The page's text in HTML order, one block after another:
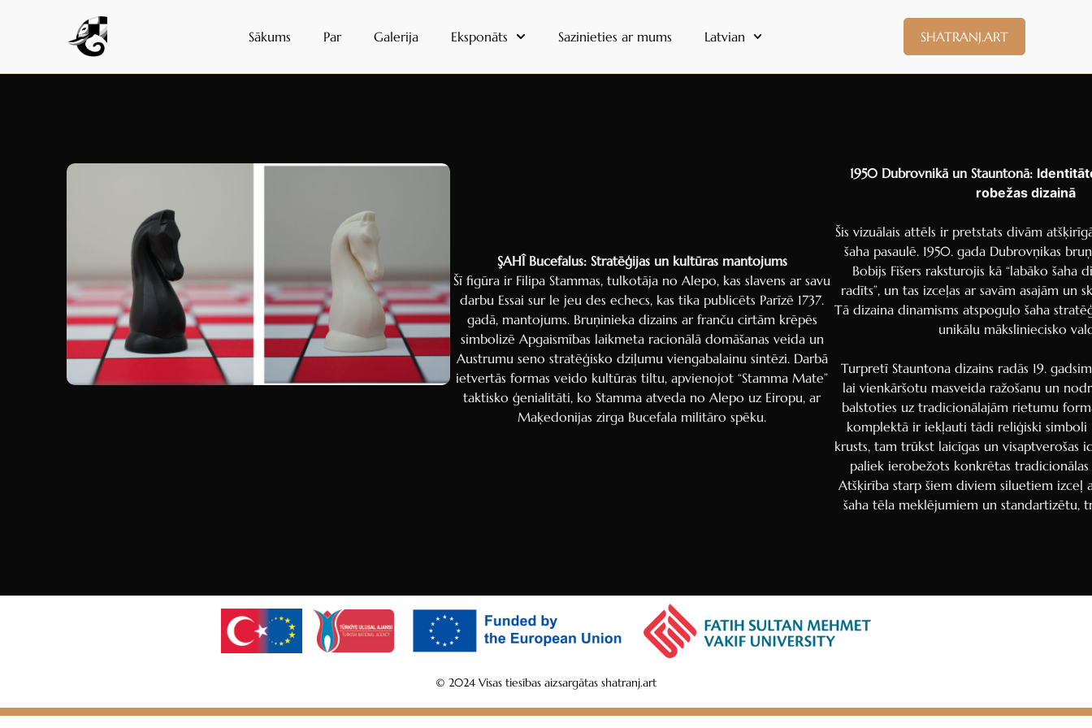
Sākums Par Galerija Eksponāts Sazinieties ar mums Latvian SHATRANJ.ART
ŞAHÎ Bucefalus: Stratēģijas un kultūras mantojums
Šī figūra ir Filipa Stammas, tulkotāja no Alepo, kas slavens ar savu
darbu Essai sur le jeu des echecs, kas tika publicēts Parīzē 1737.
gadā, mantojums. Bruņinieka dizains ar franču cirtām krēpēs
simbolizē Apgaismības laikmeta racionālā domāšanas veida un
Austrumu seno stratēģisko dziļumu viengabalainu sintēzi. Darbā
ietvertās formas veido kultūras tiltu, apvienojot “Stamma Mate”
taktisko ģenialitāti, ko Stamma atveda no Alepo uz Eiropu, ar
Maķedonijas zirga Bucefala militāro spēku.
1950 Dubrovnikā un Stauntonā:
robežas dizainā
Šis vizuālais attēls ir pretstats divām
šaha pasaulē. 1950. gada Dubrovņikas
Bobijs Fišers raksturojis kā “labāko šaha
radīts”, un tas izceļas ar savām asajām un
Tā dizaina dinamisms atspoguļo šaha
unikālu māksliniecisko
Turpretī Stauntona dizains radās 19.
lai vienkāršotu masveida ražošanu un
balstoties uz tradicionālajām rietumu
komplektā ir iekļauti tādi reliģiski simboli
krusts, tam trūkst laicīgas un visaptverošas
paliek ierobežots konkrētas tradicionālas
Atšķirība starp šiem diviem siluetiem izceļ
šaha tēla meklējumiem un standartizētu,
© 2024 Visas tiesības aizsargātas shatranj.art
Spanish
French
Italian
Arabic
Portuguese
Hindi
Hebrew
Armenian
Japanese
Persian
Indonesian
Polish